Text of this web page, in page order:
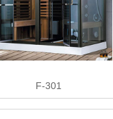
F-301